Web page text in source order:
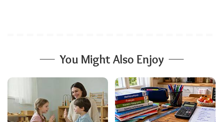
You Might Also Enjoy